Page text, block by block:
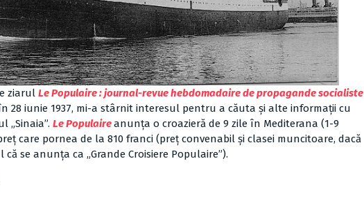
ziarul Le Populaire : journal-revue hebdomadaire de propagande socialiste
28 iunie 1937, mi-a stârnit interesul pentru a căuta și alte informații cu
„Sinaia”. Le Populaireanunța o croazieră de 9 zile în Mediterana (1-9
care pornea de la 810 franci (preț convenabil și clasei muncitoare, dacă
se anunța ca „Grande Croisiere Populaire”).